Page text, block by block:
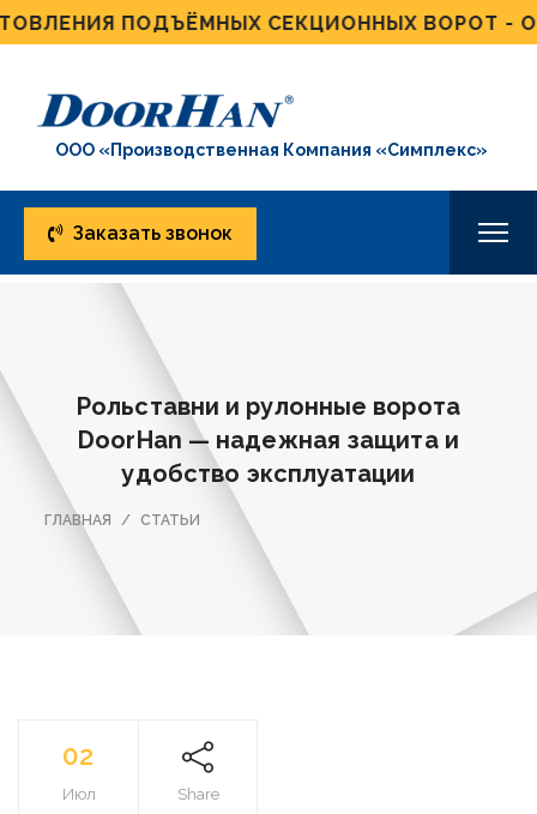
ПОДЪЁМНЫХ СЕКЦИОННЫХ ВОРОТ - ОТ
ООО «Производственная Компания «Симплекс»
Заказать звонок
Рольставни и рулонные ворота
DoorHan — надежная защита и
удобство эксплуатации
ГЛАВНАЯ СТАТЬИ
02
Июл Share